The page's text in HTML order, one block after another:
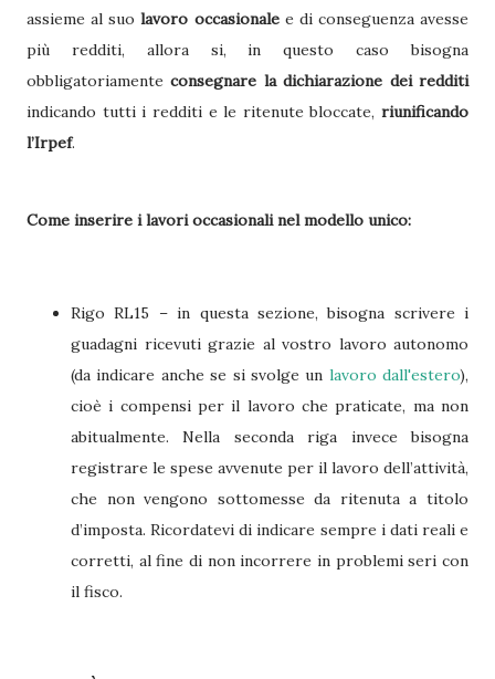
assieme al suolavoro occasionalee di conseguenza avesse
più redditi, allora si, in questo caso bisogna
obbligatoriamenteconsegnare la dichiarazione dei redditi
indicando tutti i redditi e le ritenute bloccate, riunificando
l’Irpef.
Come inserire i lavori occasionali nel modello unico:
Rigo RL15 – in questa sezione, bisogna scrivere i
guadagni ricevuti grazie al vostro lavoro autonomo
(da indicare anche se si svolge un lavoro dall'estero),
cioè i compensi per il lavoro che praticate, ma non
abitualmente. Nella seconda riga invece bisogna
registrare le spese avvenute per il lavoro dell’attività,
che non vengono sottomesse da ritenuta a titolo
d’imposta. Ricordatevi di indicare sempre i dati reali e
corretti, al fine di non incorrere in problemi seri con
il fisco.